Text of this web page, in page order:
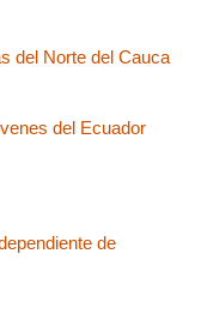
del Norte del Cauca
del Ecuador
de